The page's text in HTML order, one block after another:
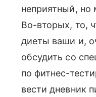
неприятный, но
Во-вторых, то,
диеты ваши и,
обсудить со
по фитнес-
вести дневник